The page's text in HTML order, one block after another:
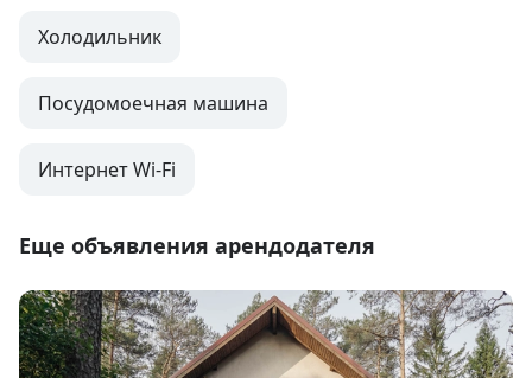
Холодильник
Посудомоечная машина
Интернет Wi-Fi
Еще объявления арендодателя